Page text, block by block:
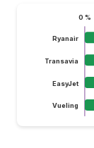
0 %
Ryanair
Transavia
EasyJet
Vueling